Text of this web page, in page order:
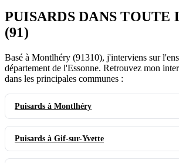
PUISARDS DANS TOUTE
(91)
Basé à Montlhéry (91310), j'interviens sur
département de l'Essonne. Retrouvez mon
dans les principales communes :
Puisards à Montlhéry
Puisards à Gif-sur-Yvette